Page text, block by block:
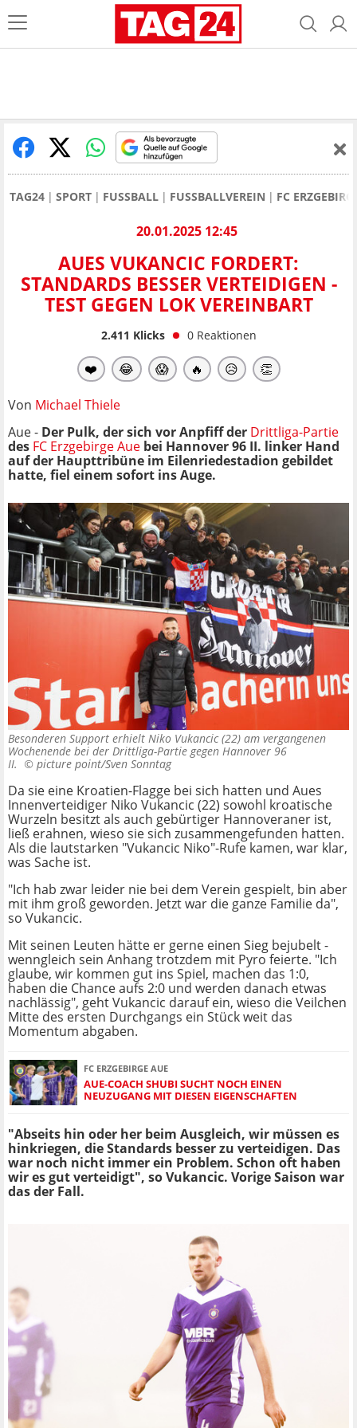
TAG24 SPORT FUSSBALL FUSSBALLVEREIN FC
20.01.2025 12:45
AUES VUKANCIC FORDERT:
STANDARDS BESSER VERTEIDIGEN -
TEST GEGEN LOK VEREINBART
2.411 Klicks 0 Reaktionen
❤️ 😂 😱 🔥 😥 👏
Von Michael Thiele
Aue - Der Pulk, der sich vor Anpfiff der Drittliga-Partie
des FC Erzgebirge Aue bei Hannover 96 II. linker Hand
auf der Haupttribüne im Eilenriedestadion gebildet
hatte, fiel einem sofort ins Auge.
Besonderen Support erhielt Niko Vukancic (22) am vergangenen
Wochenende bei der Drittliga-Partie gegen Hannover 96
II. © picture point/Sven Sonntag
Da sie eine Kroatien-Flagge bei sich hatten und Aues
Innenverteidiger Niko Vukancic (22) sowohl kroatische
Wurzeln besitzt als auch gebürtiger Hannoveraner ist,
ließ erahnen, wieso sie sich zusammengefunden hatten.
Als die lautstarken "Vukancic Niko"-Rufe kamen, war klar,
was Sache ist.
"Ich hab zwar leider nie bei dem Verein gespielt, bin aber
mit ihm groß geworden. Jetzt war die ganze Familie da",
so Vukancic.
Mit seinen Leuten hätte er gerne einen Sieg bejubelt -
wenngleich sein Anhang trotzdem mit Pyro feierte. "Ich
glaube, wir kommen gut ins Spiel, machen das 1:0,
haben die Chance aufs 2:0 und werden danach etwas
nachlässig", geht Vukancic darauf ein, wieso die Veilchen
Mitte des ersten Durchgangs ein Stück weit das
Momentum abgaben.
FC ERZGEBIRGE AUE
AUE-COACH SHUBI SUCHT NOCH EINEN
NEUZUGANG MIT DIESEN EIGENSCHAFTEN
"Abseits hin oder her beim Ausgleich, wir müssen es
hinkriegen, die Standards besser zu verteidigen. Das
war noch nicht immer ein Problem. Schon oft haben
wir es gut verteidigt", so Vukancic. Vorige Saison war
das der Fall.